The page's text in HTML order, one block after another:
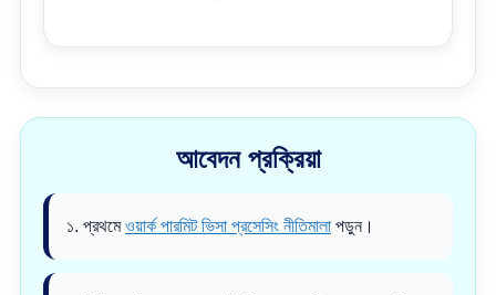
আবেদন প্রক্রিয়া
১. প্রথমেওয়ার্ক পারমিট ভিসা প্রসেসিং নীতিমালা পড়ুন।